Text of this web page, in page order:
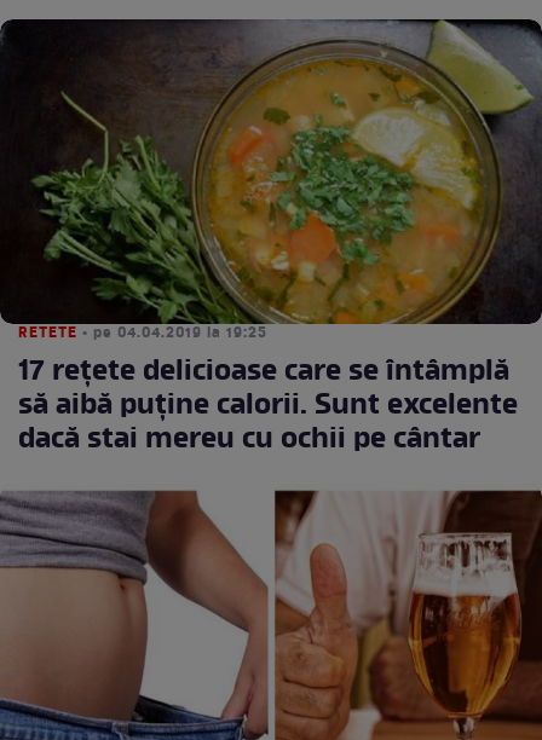
RETETE • pe 04.04.2019 la 19:25
17 rețete delicioase care se întâmplă
să aibă puține calorii. Sunt excelente
dacă stai mereu cu ochii pe cântar